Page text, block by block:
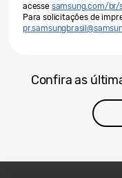
acesse samsung.com/br/
Para solicitações de
Confira as